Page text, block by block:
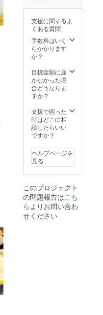
色パン
はピン
クまた
はキナ
リ。 色
希望に
添えな
い可能
が、な
るべく
ご希望
に添え
にお作
りいた
します
ので、
色4色の
うちの
どれ
か、内
布の色3
本 ☆ま
のおっ
きなエ
コバッ
グ2枚
☆パン
パンダ
の手作
りがま
口１つ
色はグ
レー、
ピン
ク、黄
色のど
れかに
なりま
す。 内
色パン
ダまた
はピン
クまた
はキナ
支援に関するよ
くある質問
手数料はいく
らかかります
か？
目標金額に届
かなかった場
合どうなりま
すか？
支援で困った
時はどこに相
談したらいい
ですか？
ヘルプページを
見る
このプロジェクト
の問題報告はこち
ら よりお問い合わ
せください